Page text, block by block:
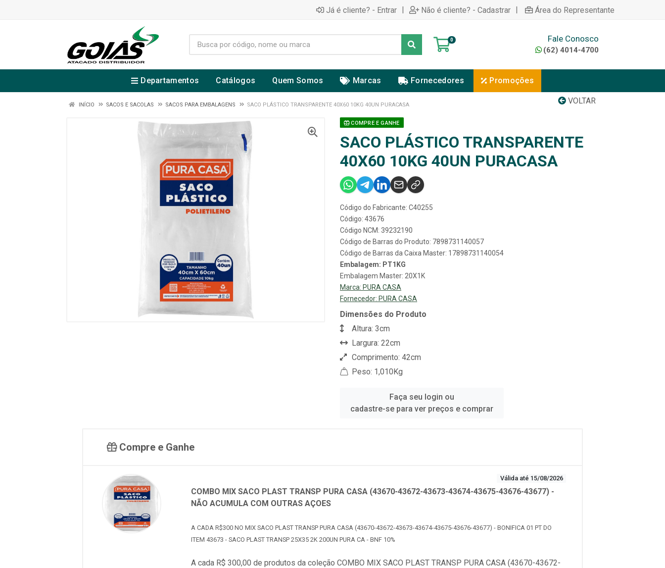
Já é cliente? - Entrar | Não é cliente? - Cadastrar | Área do Representante
0 Fale Conosco
(62) 4014-4700
Departamentos Catálogos Quem Somos Marcas Fornecedores Promoções
VOLTAR
INÍCIO SACOS E SACOLAS SACOS PARA EMBALAGENS SACO PLÁSTICO TRANSPARENTE 40X60 10KG 40UN PURACASA
COMPRE E GANHE
SACO PLÁSTICO TRANSPARENTE
40X60 10KG 40UN PURACASA
Código do Fabricante: C40255
Código: 43676
Código NCM: 39232190
Código de Barras do Produto: 7898731140057
Código de Barras da Caixa Master: 17898731140054
Embalagem: PT1KG
Embalagem Master: 20X1K
Marca: PURA CASA
Fornecedor: PURA CASA
Dimensões do Produto
Altura: 3cm
Largura: 22cm
Comprimento: 42cm
Peso: 1,010Kg
Faça seu login ou
cadastre-se para ver preços e comprar
Compre e Ganhe
Válida até 15/08/2026
COMBO MIX SACO PLAST TRANSP PURA CASA (43670-43672-43673-43674-43675-43676-43677) -
NÃO ACUMULA COM OUTRAS AÇOES
A CADA R$300 NO MIX SACO PLAST TRANSP PURA CASA (43670-43672-43673-43674-43675-43676-43677) - BONIFICA 01 PT DO
ITEM 43673 - SACO PLAST TRANSP 25X35 2K 200UN PURA CA - BNF 10%
A cada R$ 300,00 de produtos da coleçãoCOMBO MIX SACO PLAST TRANSP PURA CASA (43670-43672-